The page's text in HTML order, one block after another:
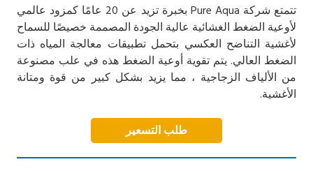
تتمتع شركة Pure Aqua بخبرة تزيد عن 20 عامًا كمزود عالمي
لأوعية الضغط الغشائية عالية الجودة المصممة خصيصًا للسماح
لأغشية التناضح العكسي بتحمل تطبيقات معالجة المياه ذات
الضغط العالي. يتم تقوية أوعية الضغط هذه في علب مصنوعة
من الألياف الزجاجية ، مما يزيد بشكل كبير من قوة ومتانة
الأغشية.
طلب التسعير